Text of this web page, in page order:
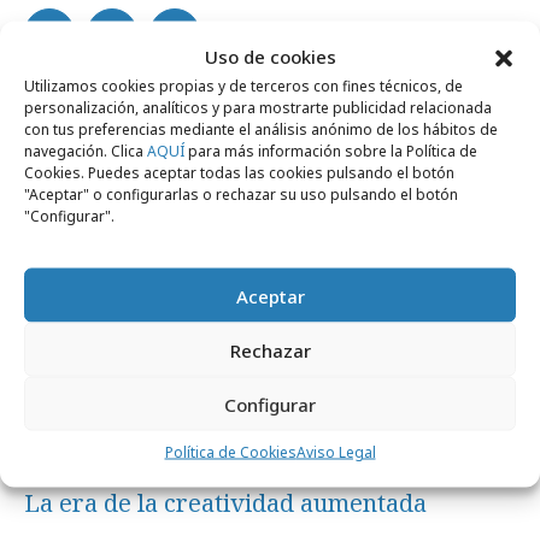
Uso de cookies
Utilizamos cookies propias y de terceros con fines técnicos, de
personalización, analíticos y para mostrarte publicidad relacionada
con tus preferencias mediante el análisis anónimo de los hábitos de
navegación. Clica AQUÍpara más información sobre la Política de
Cookies. Puedes aceptar todas las cookies pulsando el botón
"Aceptar" o configurarlas o rechazar su uso pulsando el botón
"Configurar".
Aceptar
Rechazar
Configurar
Política de CookiesAviso Legal
Noticias Relacionadas
Agencias
lunes, 20 de julio 2026
La era de la creatividad aumentada